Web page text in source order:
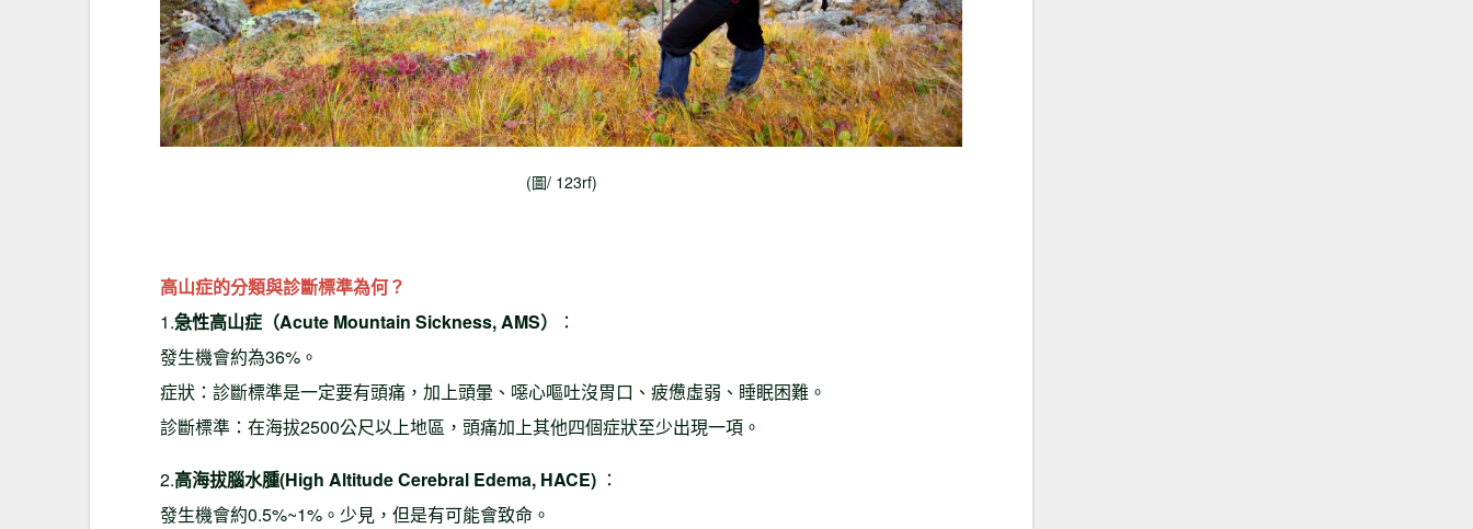
(圖/ 123rf)
高山症的分類與診斷標準為何？
1.急性高山症（Acute Mountain Sickness, AMS）
：
發生機會約為36%。
症狀：診斷標準是一定要有頭痛，加上頭暈、噁心嘔吐沒胃口、疲憊虛弱、睡眠困難。
診斷標準：在海拔2500公尺以上地區，頭痛加上其他四個症狀至少出現一項。
2.高海拔腦水腫(High Altitude Cerebral Edema, HACE) ：
發生機會約0.5%~1%。少見，但是有可能會致命。